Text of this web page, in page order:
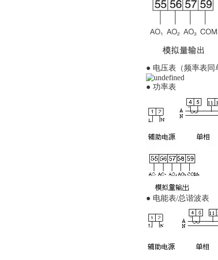
● 电压表（频率表同
● 功率表
● 电能表/总谐波表